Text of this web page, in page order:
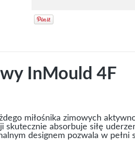
InMould 4F
miłośnika zimowych
absorbuje siłę
designem pozwala w